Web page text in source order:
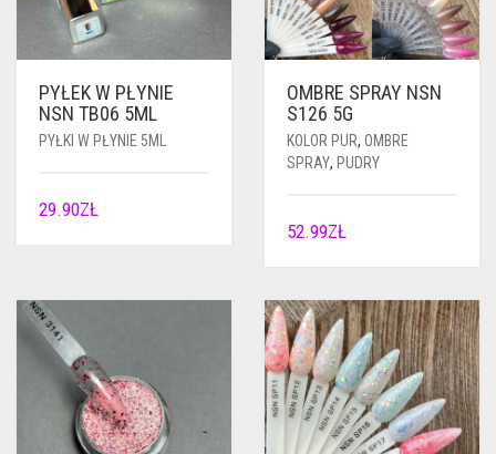
PYŁEK W PŁYNIE
NSN TB06 5ML
PYŁKI W PŁYNIE 5ML
29.90ZŁ
OMBRE SPRAY NSN
S126 5G
KOLOR PUR, OMBRE
SPRAY, PUDRY
52.99ZŁ